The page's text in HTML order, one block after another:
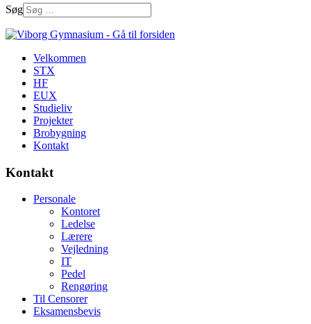
Søg
Velkommen
STX
HF
EUX
Studieliv
Projekter
Brobygning
Kontakt
Kontakt
Personale
Kontoret
Ledelse
Lærere
Vejledning
IT
Pedel
Rengøring
Til Censorer
Eksamensbevis